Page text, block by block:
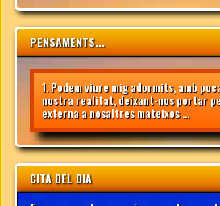
PENSAMENTS...
1. Podem viure mig adormits, amb
nostra realitat, deixant-nos portar
externa a nosaltres mateixos ...
CITA DEL DIA